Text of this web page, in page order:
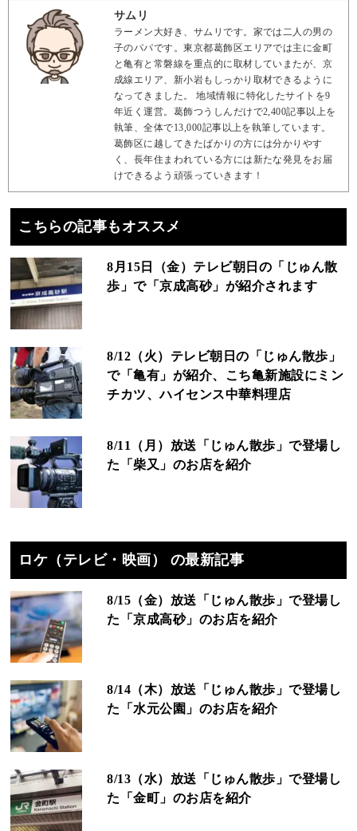
サムリ
ラーメン大好き、サムリです。家では二人の男の
子のパパです。東京都葛飾区エリアでは主に金町
と亀有と常磐線を重点的に取材していまたが、京
成線エリア、新小岩もしっかり取材できるように
なってきました。 地域情報に特化したサイトを9
年近く運営。葛飾つうしんだけで2,400記事以上を
執筆、全体で13,000記事以上を執筆しています。
葛飾区に越してきたばかりの方には分かりやす
く、長年住まわれている方には新たな発見をお届
けできるよう頑張っていきます！
こちらの記事もオススメ
8月15日（金）テレビ朝日の「じゅん散
歩」で「京成高砂」が紹介されます
8/12（火）テレビ朝日の「じゅん散歩」
で「亀有」が紹介、こち亀新施設にミン
チカツ、ハイセンス中華料理店
8/11（月）放送「じゅん散歩」で登場し
た「柴又」のお店を紹介
ロケ（テレビ・映画） の最新記事
8/15（金）放送「じゅん散歩」で登場し
た「京成高砂」のお店を紹介
8/14（木）放送「じゅん散歩」で登場し
た「水元公園」のお店を紹介
8/13（水）放送「じゅん散歩」で登場し
た「金町」のお店を紹介